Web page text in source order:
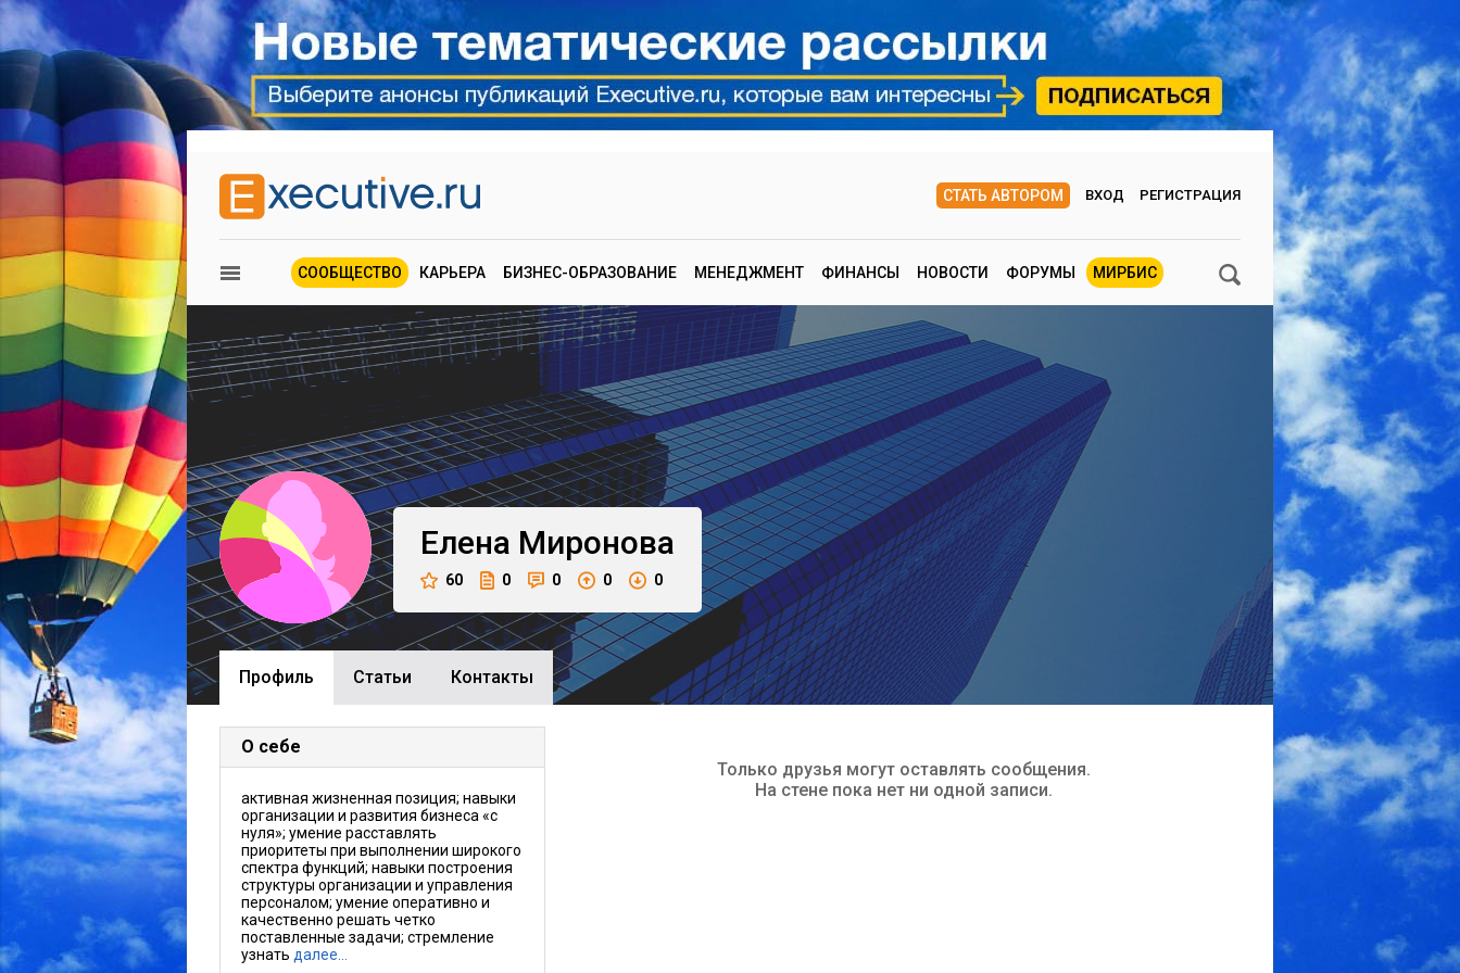
СТАТЬ АВТОРОМ ВХОД РЕГИСТРАЦИЯ
СООБЩЕСТВО КАРЬЕРА БИЗНЕС-ОБРАЗОВАНИЕ МЕНЕДЖМЕНТ ФИНАНСЫ НОВОСТИ ФОРУМЫ МИРБИС
Елена Миронова
60 0 0 0 0
Профиль Cтатьи Контакты
О себе
активная жизненная позиция; навыки
организации и развития бизнеса «с
нуля»; умение расставлять
приоритеты при выполнении широкого
спектра функций; навыки построения
структуры организации и управления
персоналом; умение оперативно и
качественно решать четко
поставленные задачи; стремление
узнать далее…
Только друзья могут оставлять сообщения.
На стене пока нет ни одной записи.